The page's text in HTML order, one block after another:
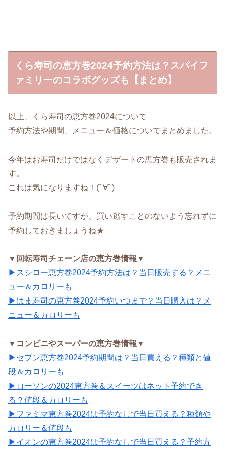
くら寿司の恵方巻2024予約方法は？スパイフ
ァミリーのコラボグッズも【まとめ】
以上、くら寿司の恵方巻2024について
予約方法や期間、メニュー＆価格についてまとめました。
今年はお寿司だけではなくデザートの恵方巻も販売されま
す。
これは気になりますね！(ﾟ∀ﾟ)
予約期間は長いですが、買い逃すことのないよう忘れずに
予約しておきましょうね★
▼回転寿司チェーン店の恵方巻情報▼
▶スシロー恵方巻2024予約方法は？当日販売する？メニ
ュー＆カロリーも
▶はま寿司の恵方巻2024予約いつまで？当日購入は？メ
ニュー＆カロリーも
▼コンビニやスーパーの恵方巻情報▼
▶セブン恵方巻2024予約期間は？当日買える？種類と値
段＆カロリーも
▶ローソンの2024恵方巻＆スイーツはネット予約でき
る？値段＆カロリーも
▶ファミマ恵方巻2024は予約なしで当日買える？種類や
カロリー＆値段も
▶イオンの恵方巻2024は予約なしで当日買える？予約方